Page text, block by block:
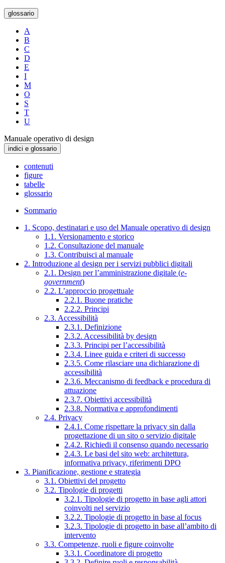
glossario
A
B
C
D
E
I
M
O
S
T
U
Manuale operativo di design
indici e glossario
contenuti
figure
tabelle
glossario
Sommario
1. Scopo, destinatari e uso del Manuale operativo di design
1.1. Versionamento e storico
1.2. Consultazione del manuale
1.3. Contribuisci al manuale
2. Introduzione al design per i servizi pubblici digitali
2.1. Design per l’amministrazione digitale (e-
government)
2.2. L’approccio progettuale
2.2.1. Buone pratiche
2.2.2. Principi
2.3. Accessibilità
2.3.1. Definizione
2.3.2. Accessibilità by design
2.3.3. Principi per l’accessibilità
2.3.4. Linee guida e criteri di successo
2.3.5. Come rilasciare una dichiarazione di
accessibilità
2.3.6. Meccanismo di feedback e procedura di
attuazione
2.3.7. Obiettivi accessibilità
2.3.8. Normativa e approfondimenti
2.4. Privacy
2.4.1. Come rispettare la privacy sin dalla
progettazione di un sito o servizio digitale
2.4.2. Richiedi il consenso quando necessario
2.4.3. Le basi del sito web: architettura,
informativa privacy, riferimenti DPO
3. Pianificazione, gestione e strategia
3.1. Obiettivi del progetto
3.2. Tipologie di progetti
3.2.1. Tipologie di progetto in base agli attori
coinvolti nel servizio
3.2.2. Tipologie di progetto in base al focus
3.2.3. Tipologie di progetto in base all’ambito di
intervento
3.3. Competenze, ruoli e figure coinvolte
3.3.1. Coordinatore di progetto